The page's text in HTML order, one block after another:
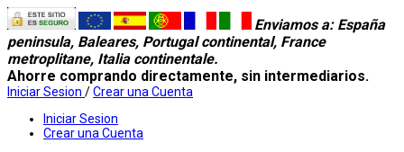
Enviamos a: España
peninsula, Baleares, Portugal continental, France
metroplitane, Italia continentale.
Ahorre comprando directamente, sin intermediarios.
Iniciar Sesion /Crear una Cuenta
Iniciar Sesion
Crear una Cuenta